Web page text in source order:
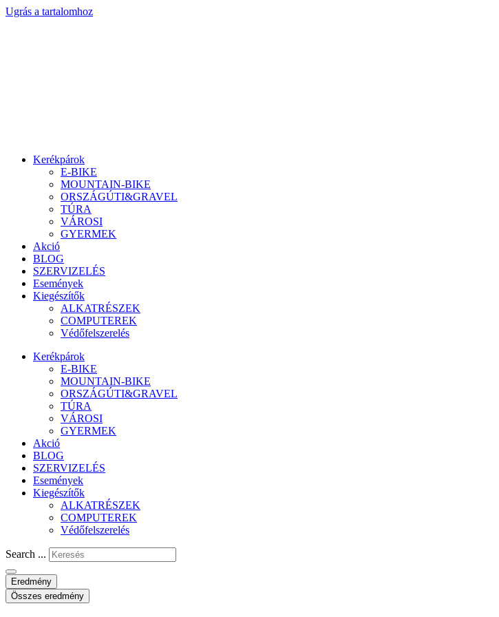
Ugrás a tartalomhoz
Kerékpárok
E-BIKE
MOUNTAIN-BIKE
ORSZÁGÚTI&GRAVEL
TÚRA
VÁROSI
GYERMEK
Akció
BLOG
SZERVIZELÉS
Események
Kiegészítők
ALKATRÉSZEK
COMPUTEREK
Védőfelszerelés
Kerékpárok
E-BIKE
MOUNTAIN-BIKE
ORSZÁGÚTI&GRAVEL
TÚRA
VÁROSI
GYERMEK
Akció
BLOG
SZERVIZELÉS
Események
Kiegészítők
ALKATRÉSZEK
COMPUTEREK
Védőfelszerelés
Search ...
Eredmény
Összes eredmény